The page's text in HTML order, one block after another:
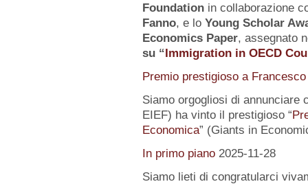
Foundationin collaborazione
Fanno, e lo Young Scholar
Economics Paper, assegnato
su“Immigration in OECD
Premio prestigioso a
Siamo orgogliosi di annunciare
EIEF) ha vinto il prestigioso “
Economica” (Giants in
In primo piano 2025-11-28
Siamo lieti di congratularci